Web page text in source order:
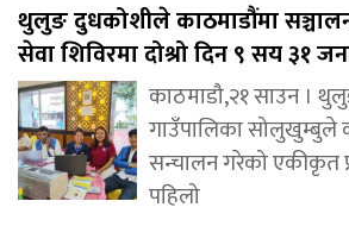
थुलुङ दुधकोशीले काठमाडौंमा
सेवा शिविरमा दोश्रो दिन ९ सय ३१
काठमाडौ,२१ साउन ।
गाउँपालिका सोलुखुम्बुले
सन्चालन गरेको एकीकृत
पहिलो